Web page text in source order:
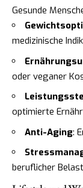
Gesunde
medizinische
oder veganer
optimierte
Anti-Aging:
beruflicher